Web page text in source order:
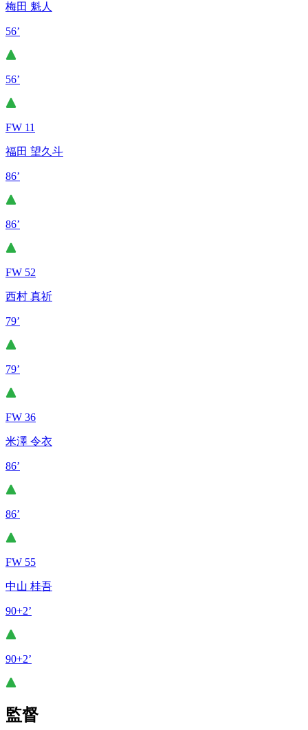
梅田 魁人
56’
56’
FW 11
福田 望久斗
86’
86’
FW 52
西村 真祈
79’
79’
FW 36
米澤 令衣
86’
86’
FW 55
中山 桂吾
90+2’
90+2’
監督